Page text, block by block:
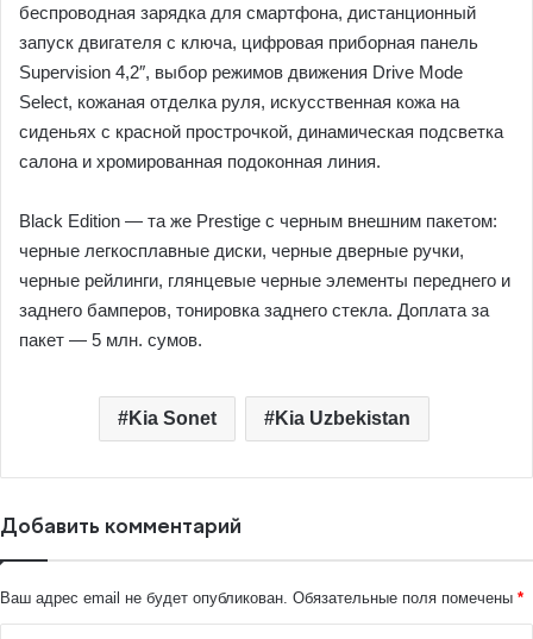
беспроводная зарядка для смартфона, дистанционный
запуск двигателя с ключа, цифровая приборная панель
Supervision 4,2″, выбор режимов движения Drive Mode
Select, кожаная отделка руля, искусственная кожа на
сиденьях с красной прострочкой, динамическая подсветка
салона и хромированная подоконная линия.
Black Edition — та же Prestige с черным внешним пакетом:
черные легкосплавные диски, черные дверные ручки,
черные рейлинги, глянцевые черные элементы переднего и
заднего бамперов, тонировка заднего стекла. Доплата за
пакет — 5 млн. сумов.
Kia Sonet Kia Uzbekistan
Добавить комментарий
Ваш адрес email не будет опубликован. Обязательные поля помечены *